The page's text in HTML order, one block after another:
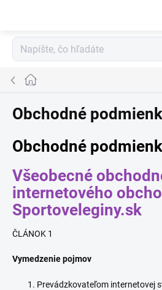
Domov
Obchodné
Obchodné
Všeobecné
internetového
Sportoveleginy.sk
ČLÁNOK 1
Vymedzenie pojmov
Prevádzkovateľom internetovej